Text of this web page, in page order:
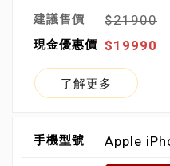
$21900
$19990
了解更多
Apple